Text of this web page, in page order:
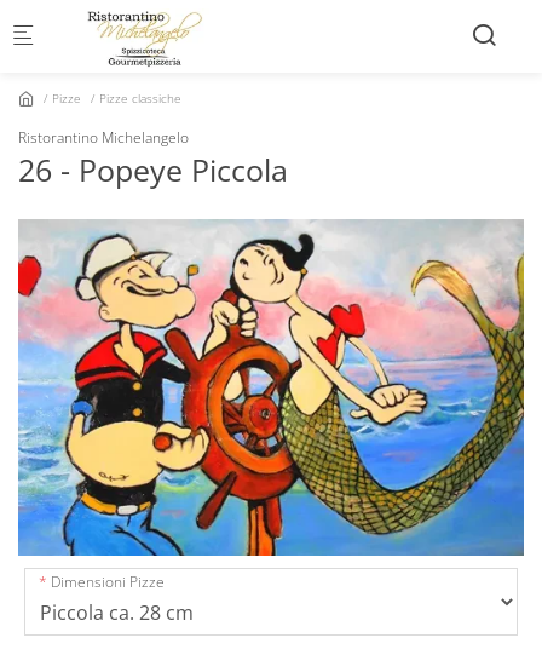
Skip to main content
Pizze Pizze classiche
Ristorantino Michelangelo
26 - Popeye Piccola
Dimensioni Pizze